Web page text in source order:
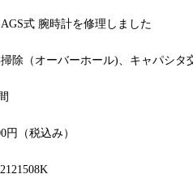
式 腕時計を修理しました
除（オーバーホール)、キャパシタ
（税込み）